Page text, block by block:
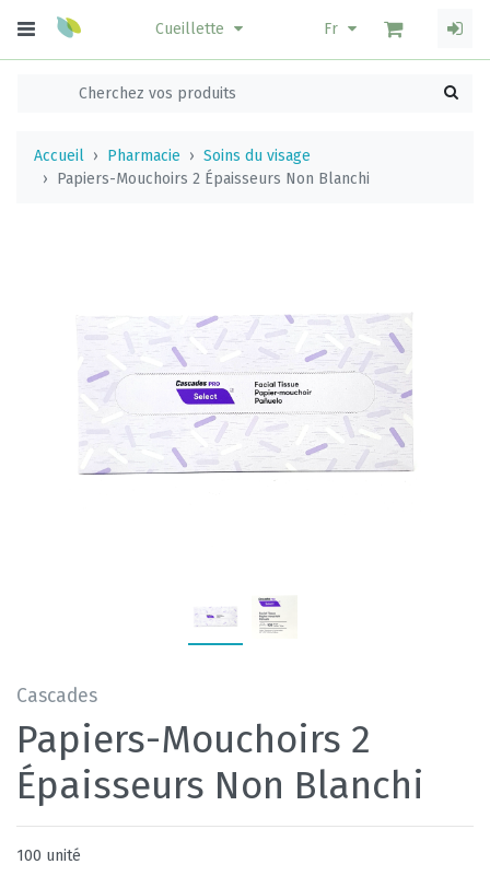
Cueillette Fr
Accueil Pharmacie
Soins du visage
Papiers-Mouchoirs 2 Épaisseurs Non Blanchi
Cascades
Papiers-Mouchoirs 2
Épaisseurs Non Blanchi
100 unité